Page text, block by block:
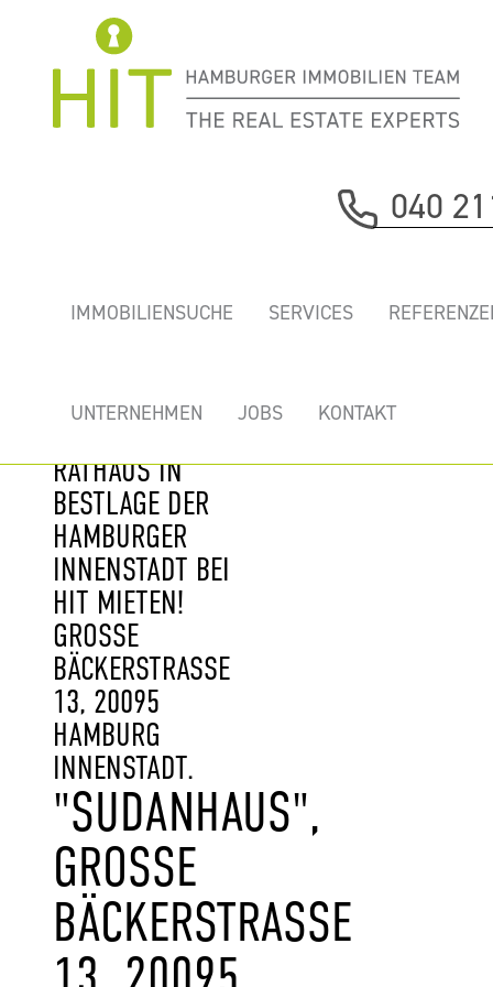
040
IMMOBILIENSUCHE SERVICES
UNTERNEHMEN JOBS KONTAKT
SUDANHAUS -
MIT TERRASSEN
RATHAUS IN
BESTLAGE DER
HAMBURGER
INNENSTADT BEI
HIT MIETEN!
GROSSE B
ÄCKERSTRASSE 13
, 20095 HA
MBURG IN
NENSTADT.
"SUDANHAUS",
GROSSE B
ÄCKERSTRASSE 13